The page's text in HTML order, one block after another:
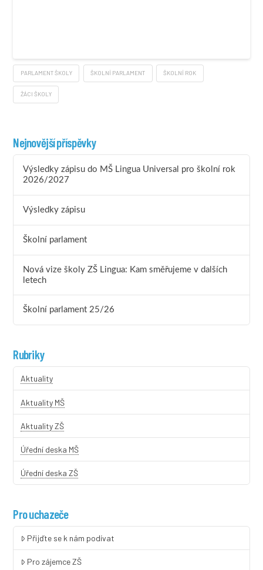
PARLAMENT ŠKOLY ŠKOLNÍ PARLAMENT ŠKOLNÍ ROK
ŽÁCI ŠKOLY
Nejnovější příspěvky
Výsledky zápisu do MŠ Lingua Universal pro školní rok
2026/2027
Výsledky zápisu
Školní parlament
Nová vize školy ZŠ Lingua: Kam směřujeme v dalších
letech
Školní parlament 25/26
Rubriky
Aktuality
Aktuality MŠ
Aktuality ZŠ
Úřední deska MŠ
Úřední deska ZŠ
Pro uchazeče
Přijďte se k nám podívat
Pro zájemce ZŠ